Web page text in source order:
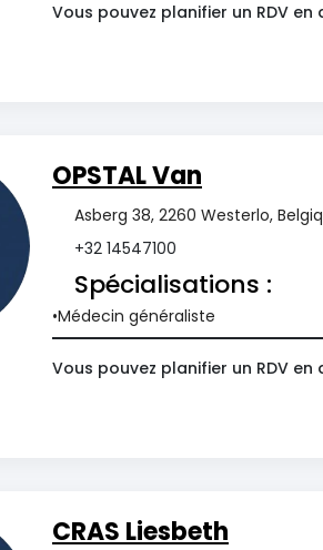
Vous pouvez planifier un RDV en
OPSTAL Van
Asberg 38, 2260 Westerlo,
+32 14547100
Spécialisations :
Médecin généraliste
Vous pouvez planifier un RDV en
CRAS Liesbeth